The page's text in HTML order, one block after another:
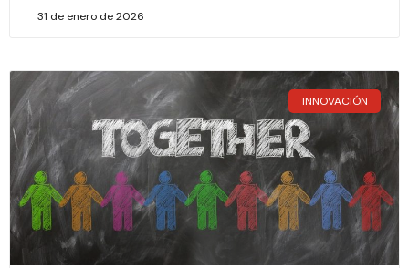
31 de enero de 2026
INNOVACIÓN